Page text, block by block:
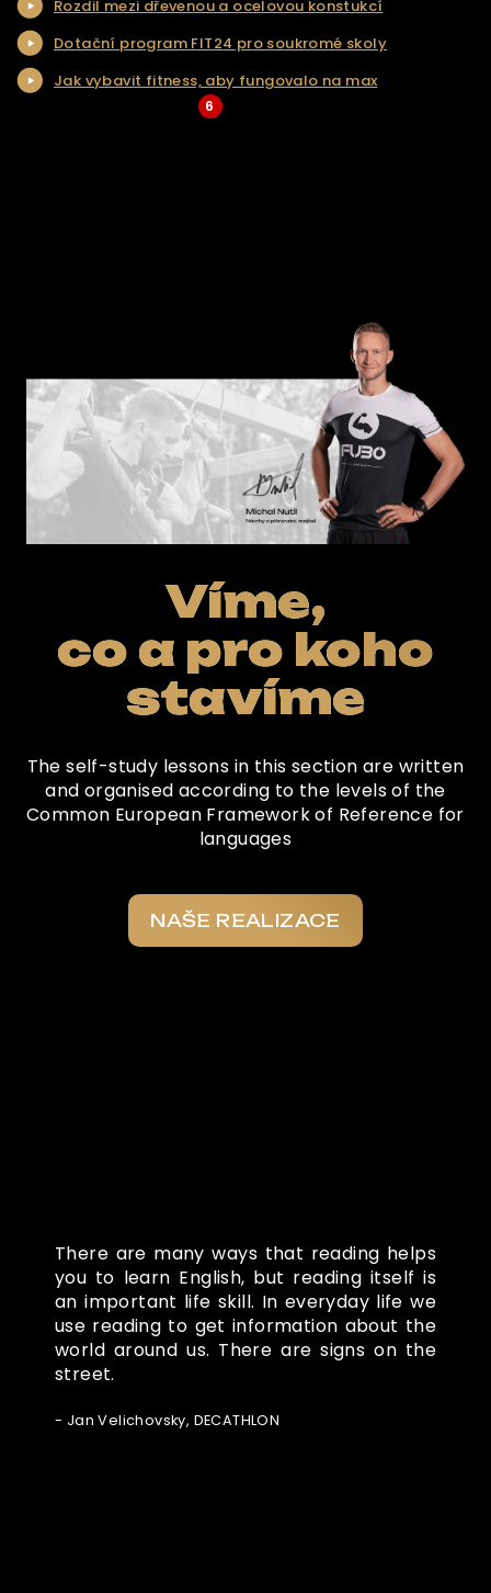
NAŠE SLUŽBY
REALIZACE
KONTAKT
Rozdil mezi dřevenou a ocelovou konstukcí
Dotační program FIT24 pro soukromé skoly
Jak vybavit fitness, aby fungovalo na max
6
Víme,
co a pro koho
stavíme
The self-study lessons in this section are written
and organised according to the levels of the
Common European Framework of Reference for
languages
NAŠE REALIZACE
There are many ways that reading helps
you to learn English, but reading itself is
an important life skill. In everyday life we
use reading to get information about the
world around us. There are signs on the
street.
- Jan Velichovsky, DECATHLON